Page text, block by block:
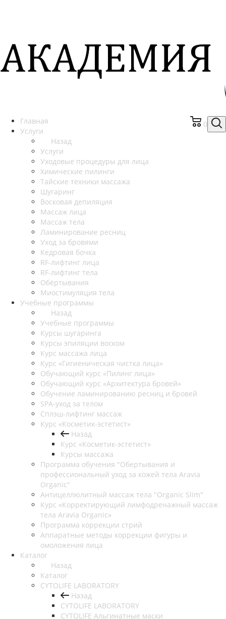
0
Главная
Услуги
Назад
Услуги
Уходовые процедуры для лица
Химические пилинги
Тайские техники массажа
Шугаринг
Восковая депиляция
Массаж лица
Массаж тела
Ламинирование ресниц
Уход за бровями
Кедровая бочка
RF-лифтинг лица
RF-лифтинг тела
Обёртывания
Миостимуляция тела
Учебные программы
Назад
Учебные программы
Курсы шугаринга
Курсы эпиляции воском
Курс массажа лица
Курс «Гигиеническая чистка лица»
Обучающий курс «Пилинг лица»
Обучающий курс «Архитектура бровей»
Обучение ламинированию ресниц и бровей
SPA-уход за телом
Сплэш-лифтинг массаж
Курс «Косметик-эстетист»
Назад
Курс «Косметик-эстетист»
Курсы массажа
Программа обучения "Обертывания и
профессиональный уход за кожей тела Aravia
Organic"
Антицеллюлитный массаж тела "Organic Slim"
Курс «Корректирующий лимфодренажный массаж
тела Aravia Organic»
Программа коррекции стрий
Аппаратные методы коррекции фигуры и
омоложения лица
Каталог
Назад
Каталог
CYTOLIFE LABORATORY
Назад
CYTOLIFE LABORATORY
CYTOLIFE Альгинатные маски